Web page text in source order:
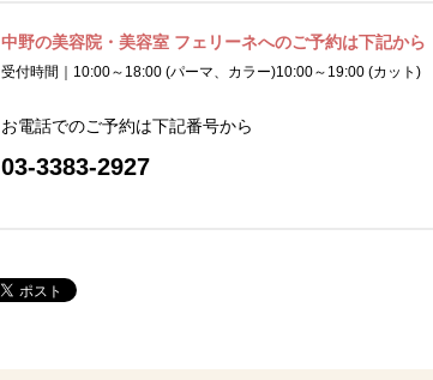
中野の美容院・美容室 フェリーネへのご予約は下記から
受付時間｜10:00～18:00 (パーマ、カラー)10:00～19:00 (カット)
お電話でのご予約は下記番号から
03-3383-2927